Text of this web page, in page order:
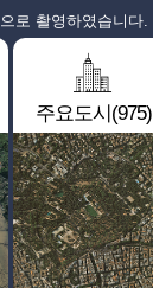
로 촬영하였습니다.
주요도시(975)